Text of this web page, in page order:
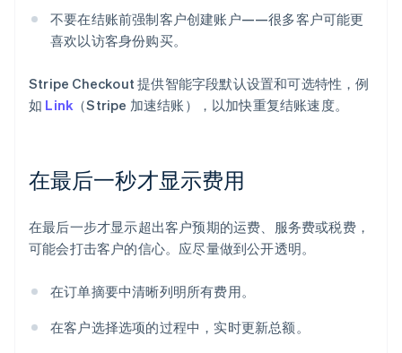
不要在结账前强制客户创建账户——很多客户可能更
喜欢以访客身份购买。
Stripe Checkout 提供智能字段默认设置和可选特性，例
如 Link（Stripe 加速结账），以加快重复结账速度。
在最后一秒才显示费用
在最后一步才显示超出客户预期的运费、服务费或税费，
可能会打击客户的信心。应尽量做到公开透明。
在订单摘要中清晰列明所有费用。
在客户选择选项的过程中，实时更新总额。